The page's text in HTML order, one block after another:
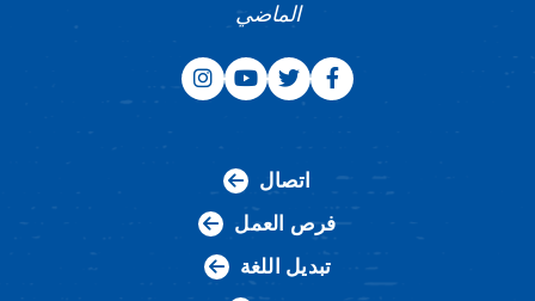
الماضي
اتصال
فرص العمل
تبديل اللغة